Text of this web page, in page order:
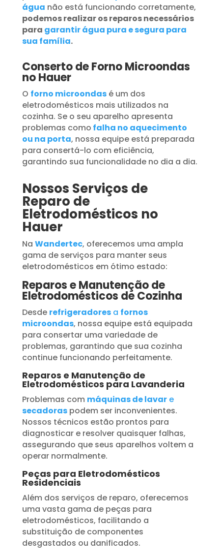
água não está funcionando corretamente,
podemos realizar os reparos necessários
para garantir água pura e segura para
sua família.
Conserto de Forno Microondas
no Hauer
O forno microondasé um dos
eletrodomésticos mais utilizados na
cozinha. Se o seu aparelho apresenta
problemas como falha no aquecimento
ou na porta, nossa equipe está preparada
para consertá-lo com eficiência,
garantindo sua funcionalidade no dia a dia.
Nossos Serviços de
Reparo de
Eletrodomésticos no
Hauer
Na Wandertec, oferecemos uma ampla
gama de serviços para manter seus
eletrodomésticos em ótimo estado:
Reparos e Manutenção de
Eletrodomésticos de Cozinha
Desde refrigeradoresa fornos
microondas, nossa equipe está equipada
para consertar uma variedade de
problemas, garantindo que sua cozinha
continue funcionando perfeitamente.
Reparos e Manutenção de
Eletrodomésticos para Lavanderia
Problemas com máquinas de lavare
secadoraspodem ser inconvenientes.
Nossos técnicos estão prontos para
diagnosticar e resolver quaisquer falhas,
assegurando que seus aparelhos voltem a
operar normalmente.
Peças para Eletrodomésticos
Residenciais
Além dos serviços de reparo, oferecemos
uma vasta gama de peças para
eletrodomésticos, facilitando a
substituição de componentes
desgastados ou danificados.